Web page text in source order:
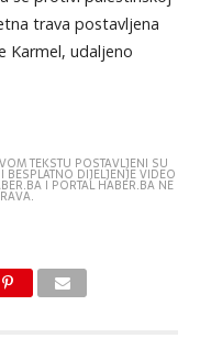
trava postavljena
Karmel, udaljeno
TEKSTU POSTAVLJENI SU
DIJELJENJE VIDEO
I PORTAL HABER.BA NE